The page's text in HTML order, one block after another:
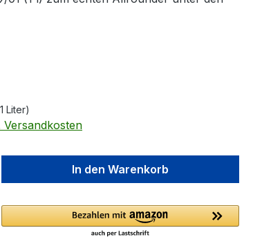
Liter)
Versandkosten
Gib den gewünschten Wert
In den Warenkorb